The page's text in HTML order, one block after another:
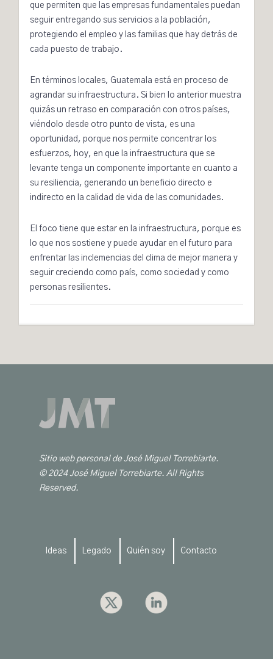
que permiten que las empresas fundamentales puedan
seguir entregando sus servicios a la población,
protegiendo el empleo y las familias que hay detrás de
cada puesto de trabajo.
En términos locales, Guatemala está en proceso de
agrandar su infraestructura. Si bien lo anterior muestra
quizás un retraso en comparación con otros países,
viéndolo desde otro punto de vista, es una
oportunidad, porque nos permite concentrar los
esfuerzos, hoy, en que la infraestructura que se
levante tenga un componente importante en cuanto a
su resiliencia, generando un beneficio directo e
indirecto en la calidad de vida de las comunidades.
El foco tiene que estar en la infraestructura, porque es
lo que nos sostiene y puede ayudar en el futuro para
enfrentar las inclemencias del clima de mejor manera y
seguir creciendo como país, como sociedad y como
personas resilientes.
Sitio web personal de José Miguel Torrebiarte.
© 2024 José Miguel Torrebiarte. All Rights
Reserved.
Ideas Legado Quién soy Contacto